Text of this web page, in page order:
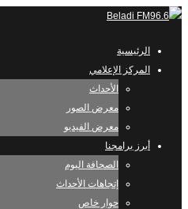
الرئيسية
المركز الإعلامي
الأحداث
معرض الصور
معرض الفيديو
أبرز برامجنا
الصحافة اليوم
إتجاهات الأحداث
حوار خاص